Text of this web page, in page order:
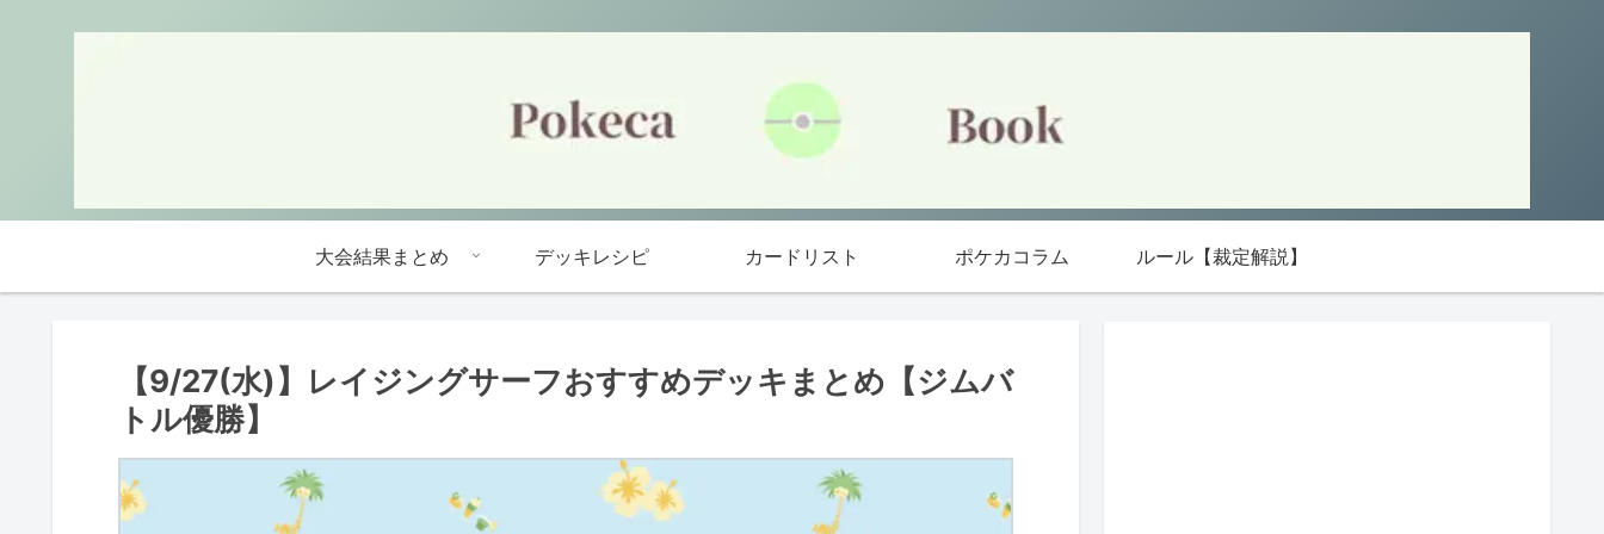
大会結果まとめ デッキレシピ カードリスト ポケカコラム ルール【裁定解説】
【9/27(水)】レイジングサーフおすすめデッキまとめ【ジムバ
トル優勝】